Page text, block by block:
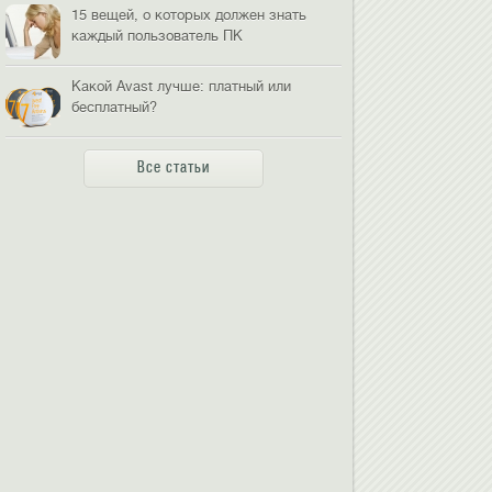
15 вещей, о которых должен знать
каждый пользователь ПК
Какой Avast лучше: платный или
бесплатный?
Все статьи